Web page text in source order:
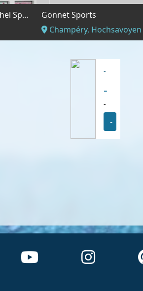
INTERSPORT - INTERSPORT Michel Sports Champoussin
Gonnet Sports
Champéry, Hochsavoyen
-
-
-
-